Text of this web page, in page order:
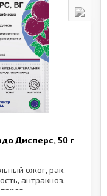
Дисперс,50 г
ожог, рак,
антракноз,